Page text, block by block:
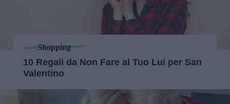
Shopping
10 Regali da Non Fare al Tuo Lui per San
Valentino